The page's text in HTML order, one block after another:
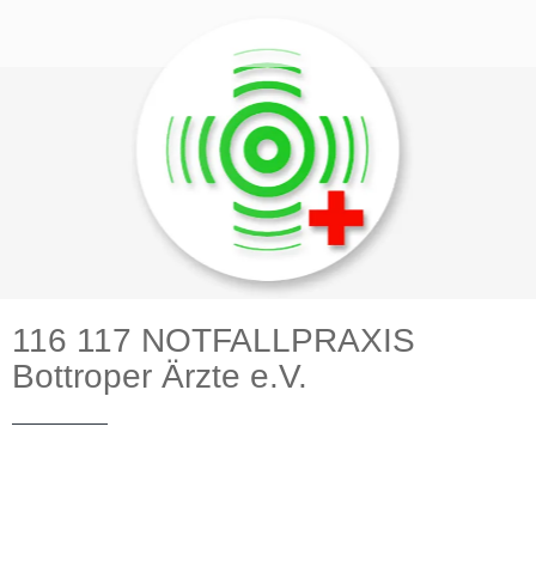
116 117 NOTFALLPRAXIS
Bottroper Ärzte e.V.